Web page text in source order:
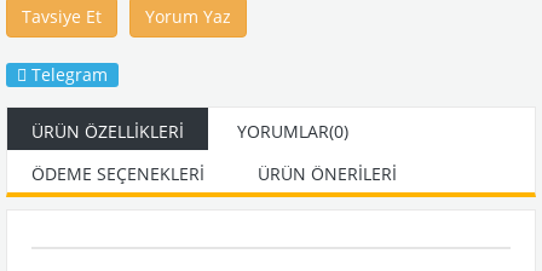
Tavsiye Et Yorum Yaz
Telegram
ÜRÜN ÖZELLIKLERI YORUMLAR(0)
ÖDEME SEÇENEKLERI
ÜRÜN ÖNERILERI